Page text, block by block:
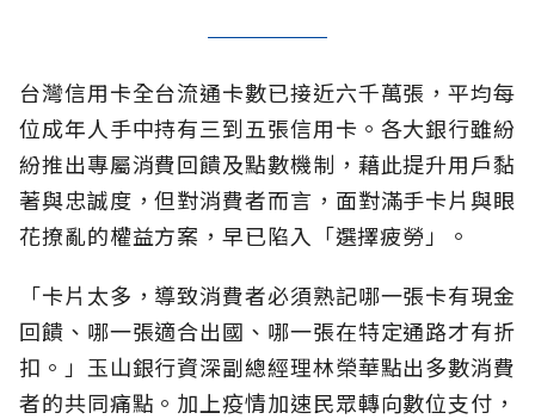
台灣信用卡全台流通卡數已接近六千萬張，平均每
位成年人手中持有三到五張信用卡。各大銀行雖紛
紛推出專屬消費回饋及點數機制，藉此提升用戶黏
著與忠誠度，但對消費者而言，面對滿手卡片與眼
花撩亂的權益方案，早已陷入「選擇疲勞」。
「卡片太多，導致消費者必須熟記哪一張卡有現金
回饋、哪一張適合出國、哪一張在特定通路才有折
扣。」玉山銀行資深副總經理林榮華點出多數消費
者的共同痛點。加上疫情加速民眾轉向數位支付，